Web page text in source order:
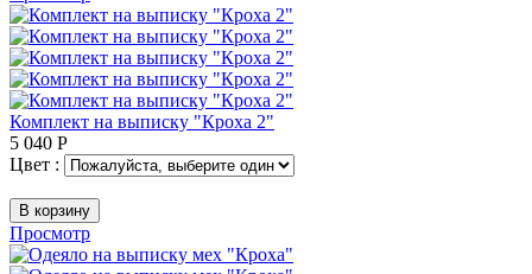
Комплект на выписку "Кроха 2"
5 040 Р
Цвет :
В корзину
Просмотр